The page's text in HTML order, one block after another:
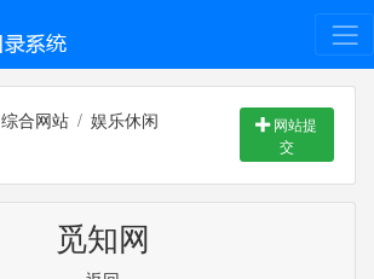
综合网站
娱乐休闲
网站提
交
觅知网